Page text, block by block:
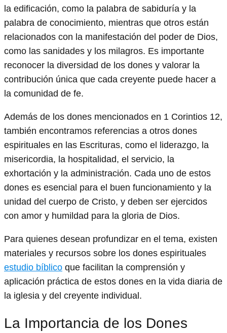
la edificación, como la palabra de sabiduría y la
palabra de conocimiento, mientras que otros están
relacionados con la manifestación del poder de Dios,
como las sanidades y los milagros. Es importante
reconocer la diversidad de los dones y valorar la
contribución única que cada creyente puede hacer a
la comunidad de fe.
Además de los dones mencionados en 1 Corintios 12,
también encontramos referencias a otros dones
espirituales en las Escrituras, como el liderazgo, la
misericordia, la hospitalidad, el servicio, la
exhortación y la administración. Cada uno de estos
dones es esencial para el buen funcionamiento y la
unidad del cuerpo de Cristo, y deben ser ejercidos
con amor y humildad para la gloria de Dios.
Para quienes desean profundizar en el tema, existen
materiales y recursos sobre los dones espirituales
estudio bíblico que facilitan la comprensión y
aplicación práctica de estos dones en la vida diaria de
la iglesia y del creyente individual.
La Importancia de los Dones